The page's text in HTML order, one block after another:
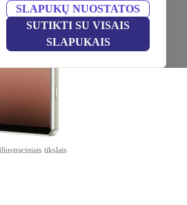
SLAPUKŲ NUOSTATOS
SUTIKTI SU VISAIS
SLAPUKAIS
tikslais